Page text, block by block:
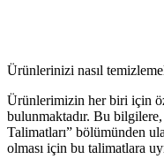
Ürünlerinizi nasıl
Ürünlerimizin her biri için
bulunmaktadır. Bu
Talimatları” bölümünden
olması için bu talimatlara